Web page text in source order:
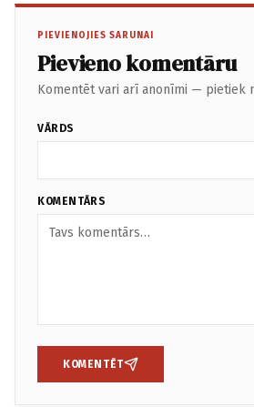
PIEVIENOJIES SARUNAI
Pievieno komentāru
Komentēt vari arī anonīmi — pietiek
VĀRDS
KOMENTĀRS
KOMENTĒT